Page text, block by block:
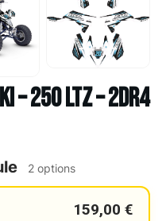
– 250 LTZ – 2DR4
2 options
159,00 €